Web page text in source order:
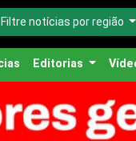
Filtre notícias por região
Editorias